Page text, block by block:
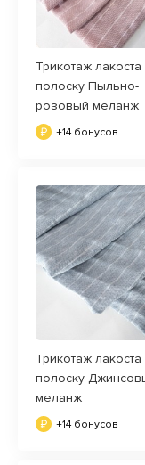
Трикотаж лакоста
полоску Пыльно-
розовый меланж
+14 бонусов
Трикотаж лакоста
полоску
меланж
+14 бонусов